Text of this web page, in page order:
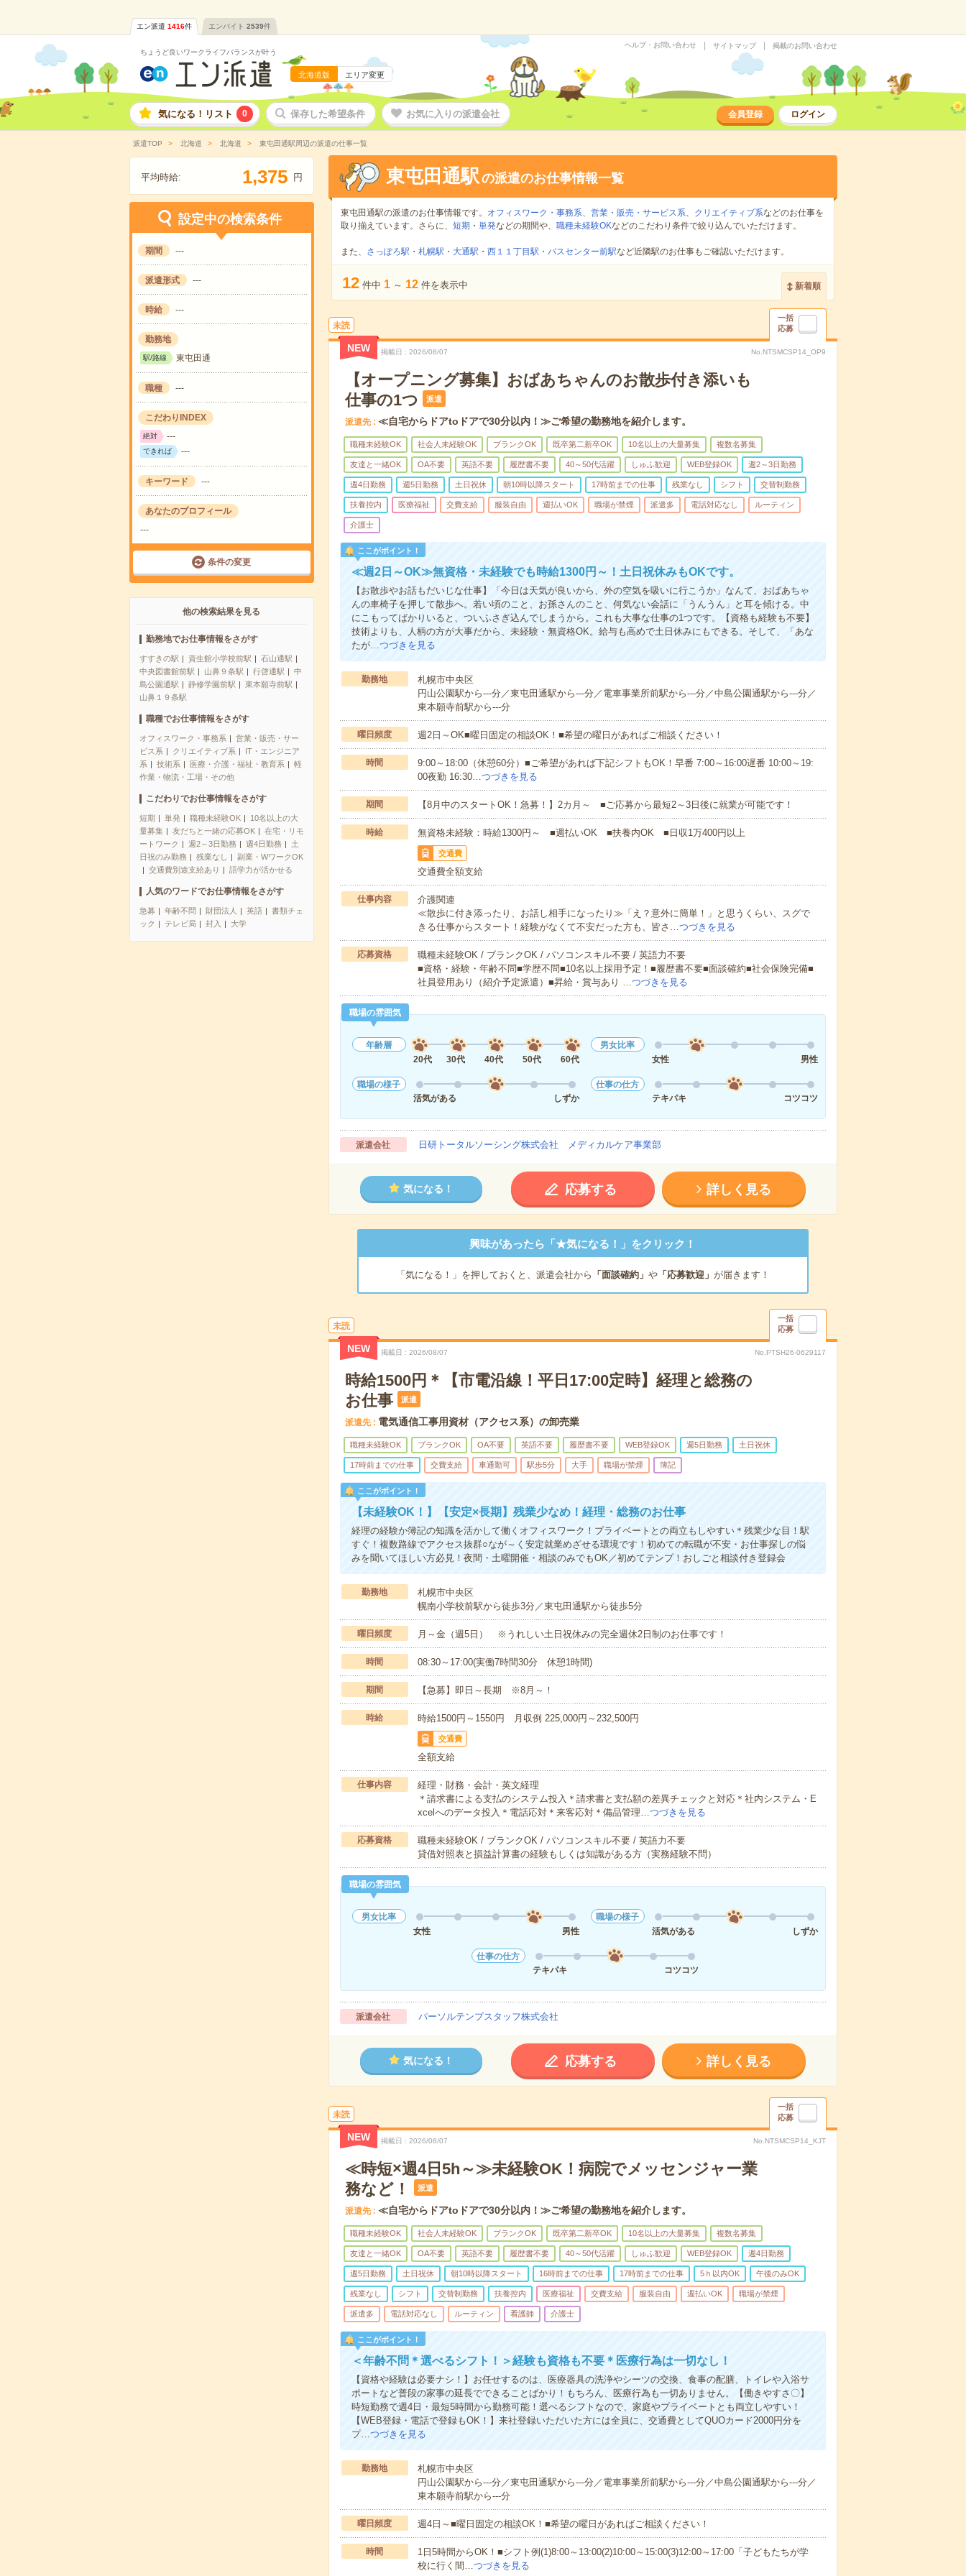
エン派遣 1416件 エンバイト 2539件
ちょうど良いワークライフバランスが叶う
北海道版 エリア変更
ヘルプ・お問い合わせ サイトマップ 掲載のお問い合わせ
気になる！リスト 0 保存した希望条件 お気に入りの派遣会社 会員登録 ログイン
派遣TOP 北海道 北海道 東屯田通駅周辺の派遣の仕事一覧
平均時給: 1,375 円
設定中の検索条件
期間 ---
派遣形式 ---
時給 ---
勤務地
駅/路線 東屯田通
職種 ---
こだわりINDEX
絶対 ---
できれば ---
キーワード ---
あなたのプロフィール
---
条件の変更
他の検索結果を見る
勤務地でお仕事情報をさがす
すすきの駅 資生館小学校前駅
石山通駅
中央図書館前駅
山鼻９条駅 行啓通駅
中
島公園通駅
静修学園前駅
東本願寺前駅
山鼻１９条駅
職種でお仕事情報をさがす
オフィスワーク・事務系
営業・販売・サー
ビス系
クリエイティブ系
IT・エンジニア
系
技術系 医療・介護・福祉・教育系
軽
作業・物流・工場・その他
こだわりでお仕事情報をさがす
短期 単発 職種未経験OK
10名以上の大
量募集
友だちと一緒の応募OK
在宅・リモ
ートワーク
週2～3日勤務 週4日勤務
土
日祝のみ勤務
残業なし
副業・WワークOK
交通費別途支給あり
語学力が活かせる
人気のワードでお仕事情報をさがす
急募 年齢不問 財団法人 英語
書類チェ
ック
テレビ局 封入 大学
東屯田通駅の派遣のお仕事情報一覧
東屯田通駅の派遣のお仕事情報です。 オフィスワーク・事務系、 営業・販売・サービス系、 クリエイティブ系などのお仕事を
取り揃えています。さらに、 短期 ・ 単発などの期間や、 職種未経験OKなどのこだわり条件で絞り込んでいただけます。
また、 さっぽろ駅 ・ 札幌駅 ・ 大通駅 ・ 西１１丁目駅 ・ バスセンター前駅など近隣駅のお仕事もご確認いただけます。
12 件中 1 ～ 12 件を表示中 新着順
未読
一括
応募
NEW 掲載日 2026/08/07 No.NTSMCSP14_OP9
【オープニング募集】おばあちゃんのお散歩付き添いも
仕事の1つ
派遣
派遣先 ≪自宅からドアtoドアで30分以内！≫ご希望の勤務地を紹介します。
職種未経験OK 社会人未経験OK ブランクOK 既卒第二新卒OK 10名以上の大量募集 複数名募集
友達と一緒OK OA不要 英語不要 履歴書不要 40～50代活躍 しゅふ歓迎 WEB登録OK 週2～3日勤務
週4日勤務 週5日勤務 土日祝休 朝10時以降スタート 17時前までの仕事 残業なし シフト 交替制勤務
扶養控内 医療福祉 交費支給 服装自由 週払いOK 職場が禁煙 派遣多 電話対応なし ルーティン
介護士
ここがポイント！
≪週2日～OK≫無資格・未経験でも時給1300円～！土日祝休みもOKです。
【お散歩やお話もだいじな仕事】「今日は天気が良いから、外の空気を吸いに行こうか」なんて、おばあちゃ
んの車椅子を押して散歩へ。若い頃のこと、お孫さんのこと、何気ない会話に「うんうん」と耳を傾ける。中
にこもってばかりいると、ついふさぎ込んでしまうから。これも大事な仕事の1つです。【資格も経験も不要】
技術よりも、人柄の方が大事だから、未経験・無資格OK。給与も高めで土日休みにもできる。そして、「あな
たが…つづきを見る
勤務地
札幌市中央区
円山公園駅から---分／東屯田通駅から---分／電車事業所前駅から---分／中島公園通駅から---分／
東本願寺前駅から---分
曜日頻度 週2日～OK■曜日固定の相談OK！■希望の曜日があればご相談ください！
時間
9:00～18:00（休憩60分）■ご希望があれば下記シフトもOK！早番 7:00～16:00遅番 10:00～19:
00夜勤 16:30…つづきを見る
期間 【8月中のスタートOK！急募！】2カ月～ ■ご応募から最短2～3日後に就業が可能です！
時給 無資格未経験：時給1300円～ ■週払いOK ■扶養内OK ■日収1万400円以上
交通費
交通費全額支給
仕事内容
介護関連
≪散歩に付き添ったり、お話し相手になったり≫「え？意外に簡単！」と思うくらい、スグで
きる仕事からスタート！経験がなくて不安だった方も、皆さ…つづきを見る
応募資格
職種未経験OK / ブランクOK / パソコンスキル不要 / 英語力不要
■資格・経験・年齢不問■学歴不問■10名以上採用予定！■履歴書不要■面談確約■社会保険完備■
社員登用あり（紹介予定派遣）■昇給・賞与あり …つづきを見る
職場の雰囲気
年齢層
20代
30代 40代 50代 60代
男女比率
女性
男性
職場の様子
活気がある
しずか
仕事の仕方
テキパキ
コツコツ
派遣会社 日研トータルソーシング株式会社 メディカルケア事業部
気になる！ 応募する 詳しく見る
興味があったら「★気になる！」をクリック！
「気になる！」を押しておくと、派遣会社から 「面談確約」 や「応募歓迎」 が届きます！
未読
一括
応募
NEW 掲載日 2026/08/07 No.PTSH26-0629117
時給1500円＊【市電沿線！平日17:00定時】経理と総務の
お仕事
派遣
派遣先 電気通信工事用資材（アクセス系）の卸売業
職種未経験OK ブランクOK OA不要 英語不要 履歴書不要 WEB登録OK 週5日勤務 土日祝休
17時前までの仕事 交費支給 車通勤可 駅歩5分 大手 職場が禁煙 簿記
ここがポイント！
【未経験OK！】【安定×長期】残業少なめ！経理・総務のお仕事
経理の経験か簿記の知識を活かして働くオフィスワーク！プライベートとの両立もしやすい＊残業少な目！駅
すぐ！複数路線でアクセス抜群○なが～く安定就業めざせる環境です！初めての転職が不安・お仕事探しの悩
みを聞いてほしい方必見！夜間・土曜開催・相談のみでもOK／初めてテンプ！おしごと相談付き登録会
勤務地
札幌市中央区
幌南小学校前駅から徒歩3分／東屯田通駅から徒歩5分
曜日頻度 月～金（週5日） ※うれしい土日祝休みの完全週休2日制のお仕事です！
時間 08:30～17:00(実働7時間30分 休憩1時間)
期間 【急募】即日～長期 ※8月～！
時給 時給1500円～1550円 月収例 225,000円～232,500円
交通費
全額支給
仕事内容
経理・財務・会計・英文経理
＊請求書による支払のシステム投入＊請求書と支払額の差異チェックと対応＊社内システム・E
xcelへのデータ投入＊電話応対＊来客応対＊備品管理…つづきを見る
応募資格
職種未経験OK / ブランクOK / パソコンスキル不要 / 英語力不要
貸借対照表と損益計算書の経験もしくは知識がある方（実務経験不問）
職場の雰囲気
男女比率
女性
男性
職場の様子
活気がある
しずか
仕事の仕方
テキパキ
コツコツ
派遣会社 パーソルテンプスタッフ株式会社
気になる！ 応募する 詳しく見る
未読
一括
応募
NEW 掲載日 2026/08/07 No.NTSMCSP14_KJT
≪時短×週4日5h～≫未経験OK！病院でメッセンジャー業
務など！
派遣
派遣先 ≪自宅からドアtoドアで30分以内！≫ご希望の勤務地を紹介します。
職種未経験OK 社会人未経験OK ブランクOK 既卒第二新卒OK 10名以上の大量募集 複数名募集
友達と一緒OK OA不要 英語不要 履歴書不要 40～50代活躍 しゅふ歓迎 WEB登録OK 週4日勤務
週5日勤務 土日祝休 朝10時以降スタート 16時前までの仕事 17時前までの仕事 5ｈ以内OK 午後のみOK
残業なし シフト 交替制勤務 扶養控内 医療福祉 交費支給 服装自由 週払いOK 職場が禁煙
派遣多 電話対応なし ルーティン 看護師 介護士
ここがポイント！
＜年齢不問＊選べるシフト！＞経験も資格も不要＊医療行為は一切なし！
【資格や経験は必要ナシ！】お任せするのは、医療器具の洗浄やシーツの交換、食事の配膳、トイレや入浴サ
ポートなど普段の家事の延長でできることばかり！もちろん、医療行為も一切ありません。【働きやすさ〇】
時短勤務で週4日・最短5時間から勤務可能！選べるシフトなので、家庭やプライベートとも両立しやすい！
【WEB登録・電話で登録もOK！】来社登録いただいた方には全員に、交通費としてQUOカード2000円分を
プ…つづきを見る
勤務地
札幌市中央区
円山公園駅から---分／東屯田通駅から---分／電車事業所前駅から---分／中島公園通駅から---分／
東本願寺前駅から---分
曜日頻度 週4日～■曜日固定の相談OK！■希望の曜日があればご相談ください！
時間
1日5時間からOK！■シフト例(1)8:00～13:00(2)10:00～15:00(3)12:00～17:00「子どもたちが学
校に行く間…つづきを見る